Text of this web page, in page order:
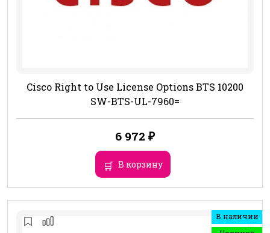
Cisco Right to Use License Options BTS 10200
SW-BTS-UL-7960=
6 972 ₽
В корзину
В наличии